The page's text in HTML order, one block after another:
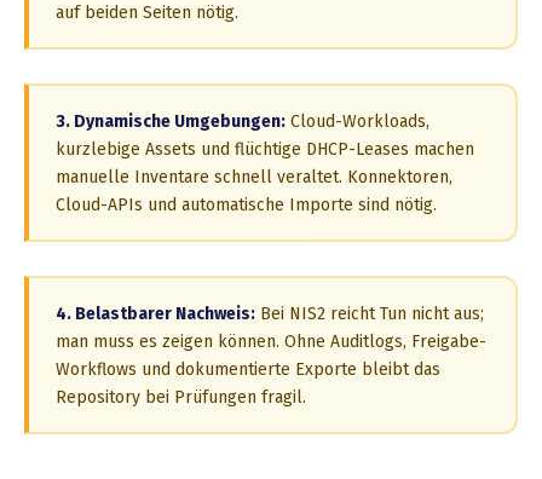
auf beiden Seiten nötig.
3. Dynamische Umgebungen: Cloud-Workloads,
kurzlebige Assets und flüchtige DHCP-Leases machen
manuelle Inventare schnell veraltet. Konnektoren,
Cloud-APIs und automatische Importe sind nötig.
4. Belastbarer Nachweis: Bei NIS2 reicht Tun nicht aus;
man muss es zeigen können. Ohne Auditlogs, Freigabe-
Workflows und dokumentierte Exporte bleibt das
Repository bei Prüfungen fragil.